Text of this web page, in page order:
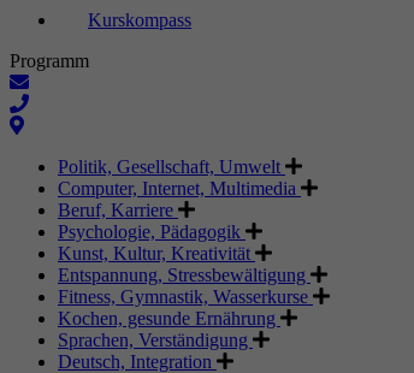
Kurskompass
Programm
Politik, Gesellschaft, Umwelt
Computer, Internet, Multimedia
Beruf, Karriere
Psychologie, Pädagogik
Kunst, Kultur, Kreativität
Entspannung, Stressbewältigung
Fitness, Gymnastik, Wasserkurse
Kochen, gesunde Ernährung
Sprachen, Verständigung
Deutsch, Integration